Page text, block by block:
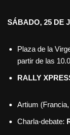
SÁBADO, 25 DE
Plaza de la
partir de las
RALLY
Artium
Charla-debate: